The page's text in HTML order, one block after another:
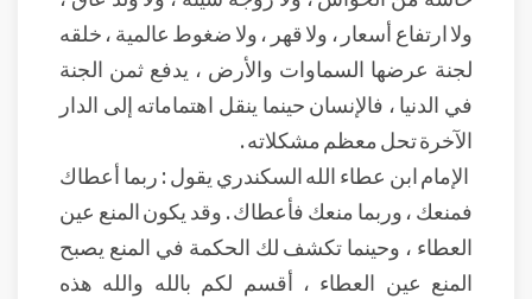
ولا ارتفاع أسعار ، ولا قهر ، ولا ضغوط عالمية ، خلقه
لجنة عرضها السماوات والأرض ، يدفع ثمن الجنة
في الدنيا ، فالإنسان حينما ينقل اهتماماته إلى الدار
الآخرة تحل معظم مشكلاته .
الإمام ابن عطاء الله السكندري يقول : ربما أعطاك
فمنعك ، وربما منعك فأعطاك . وقد يكون المنع عين
العطاء ، وحينما تكشف لك الحكمة في المنع يصبح
المنع عين العطاء ، أقسم لكم بالله والله هذه